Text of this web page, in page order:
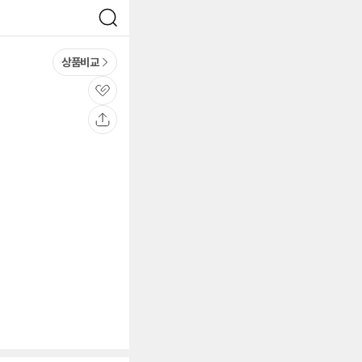
검
색
상품비교
관
심